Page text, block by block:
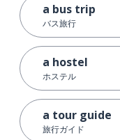
a bus trip
バス旅行
a hostel
ホステル
a tour guide
旅行ガイド